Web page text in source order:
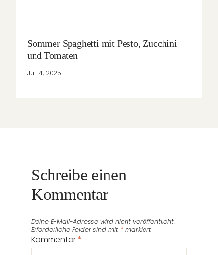
Sommer Spaghetti mit Pesto, Zucchini
und Tomaten
Juli 4, 2025
Schreibe einen
Kommentar
Deine E-Mail-Adresse wird nicht veröffentlicht.
Erforderliche Felder sind mit * markiert
Kommentar*